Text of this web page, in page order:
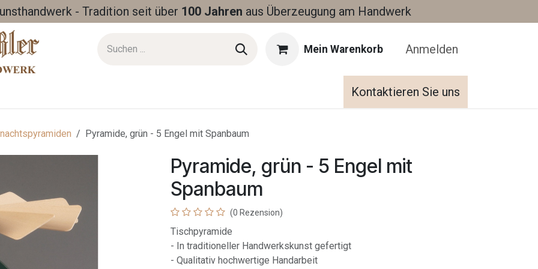
- Tradition seit über 100 Jahren aus Überzeugung am Handwerk
Mein Warenkorb Anmelden
Kontaktieren Sie uns
Pyramide, grün - 5 Engel mit Spanbaum
Pyramide, grün - 5 Engel mit
Spanbaum
(0 Rezension)
Tischpyramide
- In traditioneller Handwerkskunst gefertigt
- Qualitativ hochwertige Handarbeit